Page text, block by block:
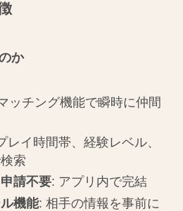
か
ッチング機能で瞬時に仲間
レイ時間帯、経験レベル、
索
請不要: アプリ内で完結
機能: 相手の情報を事前に